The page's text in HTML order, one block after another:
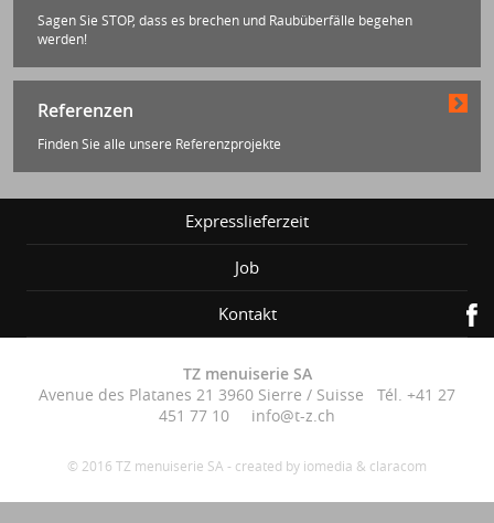
Sagen Sie STOP, dass es brechen und Raubüberfälle begehen
werden!
Referenzen
Finden Sie alle unsere Referenzprojekte
Expresslieferzeit
Job
Kontakt
TZ menuiserie SA
Avenue des Platanes 21 3960 Sierre / Suisse Tél. +41 27
451 77 10 info@t-z.ch
© 2016 TZ menuiserie SA - created by iomedia & claracom